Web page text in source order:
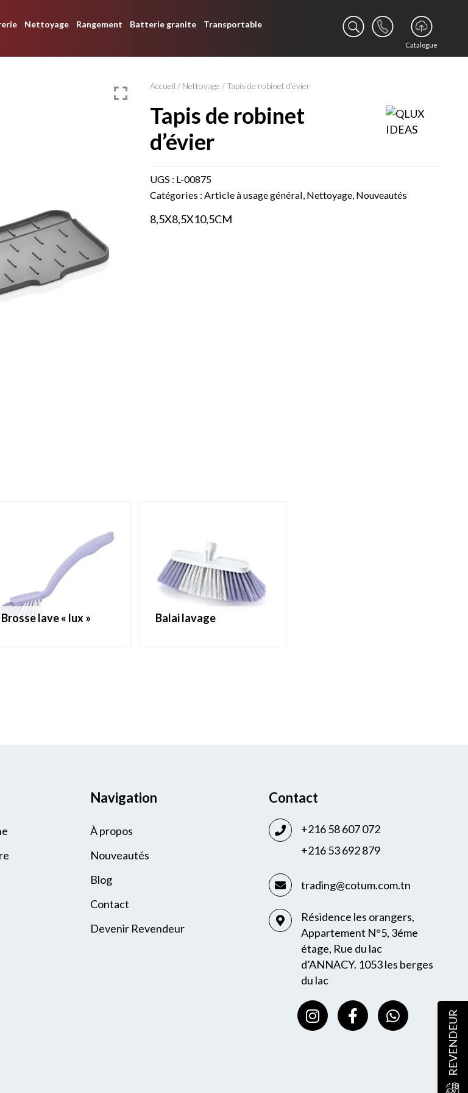
Nettoyage Rangement Batterie granite
Transportable
Catalogue
Accueil / Nettoyage / Tapis de robinet d’évier
tapis de robinet
d’évier
UGS : L-00875
Catégories :Article à usage général, Nettoyage, Nouveautés
8,5X8,5X10,5CM
brosse lave « lux » balai lavage
Navigation
À propos
Nouveautés
Blog
Contact
Devenir Revendeur
Contact
+216 58 607 072
+216 53 692 879
trading@cotum.com.tn
Résidence les orangers,
Appartement N°5, 3éme
étage, Rue du lac
d’ANNACY. 1053 les berges
du lac
I
n
F
a
W
h
REVENDEUR